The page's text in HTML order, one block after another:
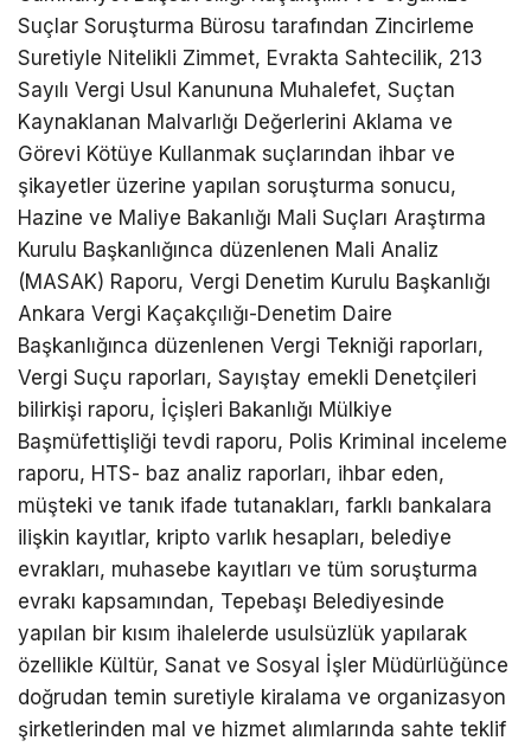
Suçlar Soruşturma Bürosu tarafından Zincirleme
Suretiyle Nitelikli Zimmet, Evrakta Sahtecilik, 213
Sayılı Vergi Usul Kanununa Muhalefet, Suçtan
Kaynaklanan Malvarlığı Değerlerini Aklama ve
Görevi Kötüye Kullanmak suçlarından ihbar ve
şikayetler üzerine yapılan soruşturma sonucu,
Hazine ve Maliye Bakanlığı Mali Suçları Araştırma
Kurulu Başkanlığınca düzenlenen Mali Analiz
(MASAK) Raporu, Vergi Denetim Kurulu Başkanlığı
Ankara Vergi Kaçakçılığı-Denetim Daire
Başkanlığınca düzenlenen Vergi Tekniği raporları,
Vergi Suçu raporları, Sayıştay emekli Denetçileri
bilirkişi raporu, İçişleri Bakanlığı Mülkiye
Başmüfettişliği tevdi raporu, Polis Kriminal inceleme
raporu, HTS- baz analiz raporları, ihbar eden,
müşteki ve tanık ifade tutanakları, farklı bankalara
ilişkin kayıtlar, kripto varlık hesapları, belediye
evrakları, muhasebe kayıtları ve tüm soruşturma
evrakı kapsamından, Tepebaşı Belediyesinde
yapılan bir kısım ihalelerde usulsüzlük yapılarak
özellikle Kültür, Sanat ve Sosyal İşler Müdürlüğünce
doğrudan temin suretiyle kiralama ve organizasyon
şirketlerinden mal ve hizmet alımlarında sahte teklif